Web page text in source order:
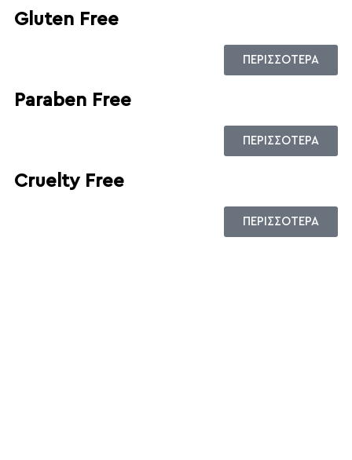
Gluten Free
ΠΕΡΙΣΣΟΤΕΡΑ
Paraben Free
ΠΕΡΙΣΣΟΤΕΡΑ
Cruelty Free
ΠΕΡΙΣΣΟΤΕΡΑ